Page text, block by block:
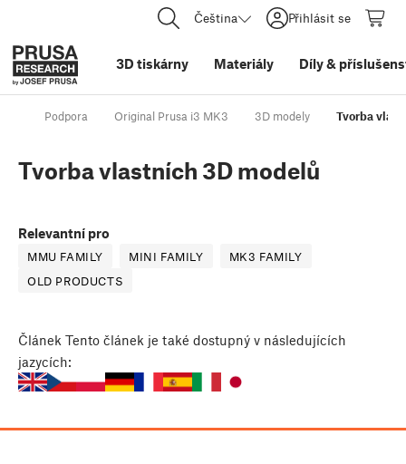
Čeština Přihlásit se
3D tiskárny Materiály Díly&
Podpora Original Prusa i3 MK3 3D modely Tvorba
Tvorba vlastních 3D modelů
Relevantní pro
MMU FAMILY MINI FAMILY
MK3 FAMILY
OLD PRODUCTS
Článek Tento článek je také dostupný v následujících
jazycích: